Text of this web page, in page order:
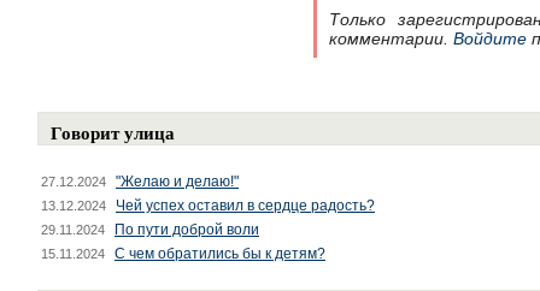
Только
комментарии. Войдите
Говорит улица
27.12.2024 "Желаю и делаю!"
13.12.2024 Чей успех оставил в сердце радость?
29.11.2024 По пути доброй воли
15.11.2024 С чем обратились бы к детям?